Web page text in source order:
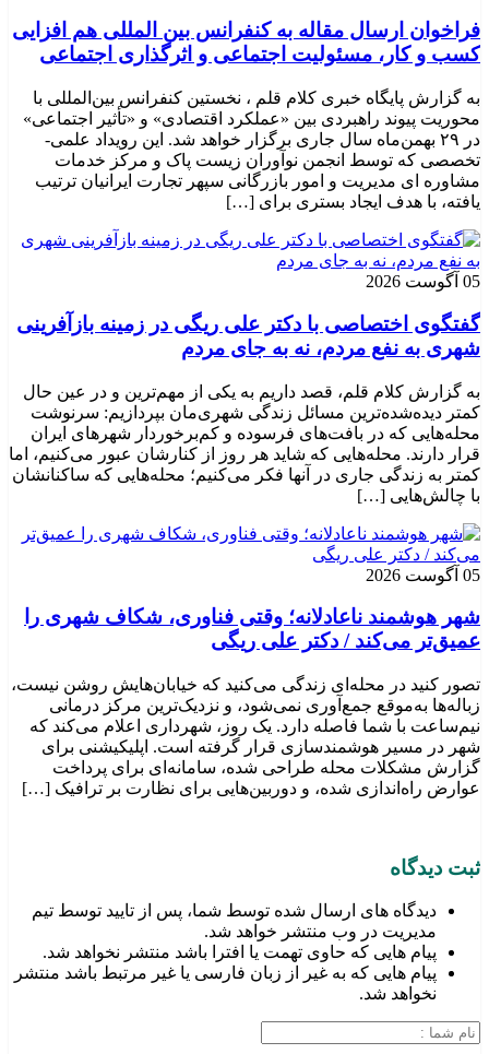
فراخوان ارسال مقاله به کنفرانس بین المللی هم افزایی
کسب و کار، مسئولیت اجتماعی و اثرگذاری اجتماعی
به گزارش پایگاه خبری کلام قلم ، نخستین کنفرانس بین‌المللی با
محوریت پیوند راهبردی بین «عملکرد اقتصادی» و «تأثیر اجتماعی»
در ۲۹ بهمن‌ماه سال جاری برگزار خواهد شد. این رویداد علمی-
تخصصی که توسط انجمن نوآوران زیست پاک و مرکز خدمات
مشاوره ای مدیریت و امور بازرگانی سپهر تجارت ایرانیان ترتیب
یافته، با هدف ایجاد بستری برای […]
05 آگوست 2026
گفتگوی اختصاصی با دکتر علی ریگی در زمینه بازآفرینی
شهری به نفع مردم، نه به جای مردم
به گزارش کلام قلم، قصد داریم به یکی از مهم‌ترین و در عین حال
کمتر دیده‌شده‌ترین مسائل زندگی شهری‌مان بپردازیم: سرنوشت
محله‌هایی که در بافت‌های فرسوده و کم‌برخوردار شهرهای ایران
قرار دارند. محله‌هایی که شاید هر روز از کنارشان عبور می‌کنیم، اما
کمتر به زندگی جاری در آنها فکر می‌کنیم؛ محله‌هایی که ساکنانشان
با چالش‌هایی […]
05 آگوست 2026
شهر هوشمند ناعادلانه؛ وقتی فناوری، شکاف شهری را
عمیق‌تر می‌کند / دکتر علی ریگی
تصور کنید در محله‌ای زندگی می‌کنید که خیابان‌هایش روشن نیست،
زباله‌ها به‌موقع جمع‌آوری نمی‌شود، و نزدیک‌ترین مرکز درمانی
نیم‌ساعت با شما فاصله دارد. یک روز، شهرداری اعلام می‌کند که
شهر در مسیر هوشمندسازی قرار گرفته است. اپلیکیشنی برای
گزارش مشکلات محله طراحی شده، سامانه‌ای برای پرداخت
عوارض راه‌اندازی شده، و دوربین‌هایی برای نظارت بر ترافیک […]
ثبت دیدگاه
دیدگاه های ارسال شده توسط شما، پس از تایید توسط تیم
مدیریت در وب منتشر خواهد شد.
پیام هایی که حاوی تهمت یا افترا باشد منتشر نخواهد شد.
پیام هایی که به غیر از زبان فارسی یا غیر مرتبط باشد منتشر
نخواهد شد.